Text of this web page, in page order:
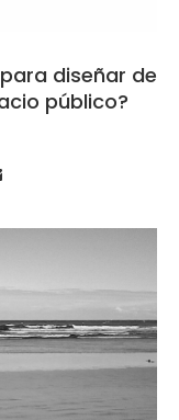
diseñar de
público?